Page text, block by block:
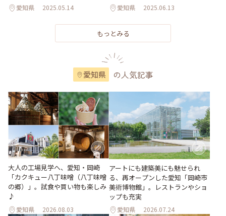
愛知県 2025.05.14 愛知県 2025.06.13
もっとみる
愛知県 の人気記事
大人の工場見学へ、愛知・岡崎
「カクキュー八丁味噌（八丁味噌
の郷）」。試食や買い物も楽しみ
♪
愛知県 2026.08.03
アートにも建築美にも魅せられ
る、再オープンした愛知「岡崎市
美術博物館」。レストランやショ
ップも充実
愛知県 2026.07.24